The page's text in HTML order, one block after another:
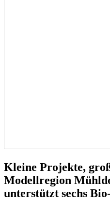
Kleine Projekte,
Modellregion
unterstützt sechs